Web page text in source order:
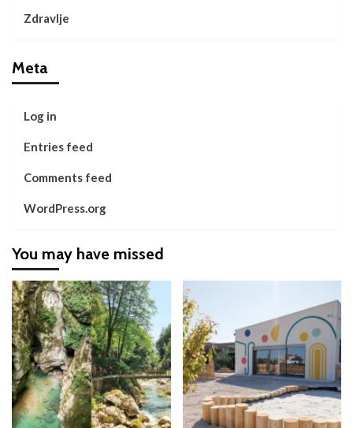
Zdravlje
Meta
Log in
Entries feed
Comments feed
WordPress.org
You may have missed